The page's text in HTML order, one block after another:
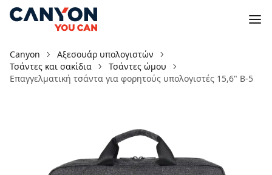
Canyon
Αξεσουάρ υπολογιστών
Τσάντες και σακίδια
Τσάντες ώμου
Επαγγελματική τσάντα για φορητούς υπολογιστές 15,6" B-5